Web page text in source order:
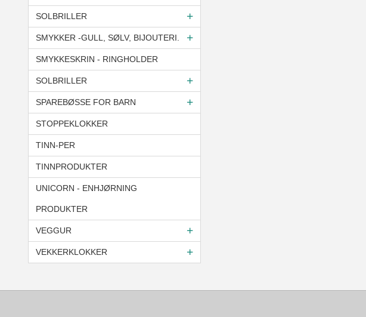
SOLBRILLER
SMYKKER -GULL, SØLV, BIJOUTERI.
SMYKKESKRIN - RINGHOLDER
SOLBRILLER
SPAREBØSSE FOR BARN
STOPPEKLOKKER
TINN-PER
TINNPRODUKTER
UNICORN - ENHJØRNING
PRODUKTER
VEGGUR
VEKKERKLOKKER